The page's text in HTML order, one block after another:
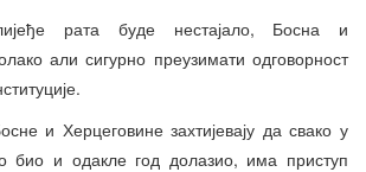
рата буде нестајало, Босна и
али сигурно преузимати одговорност
и Херцеговине захтијевају да свако у
био и одакле год долазио, има приступ